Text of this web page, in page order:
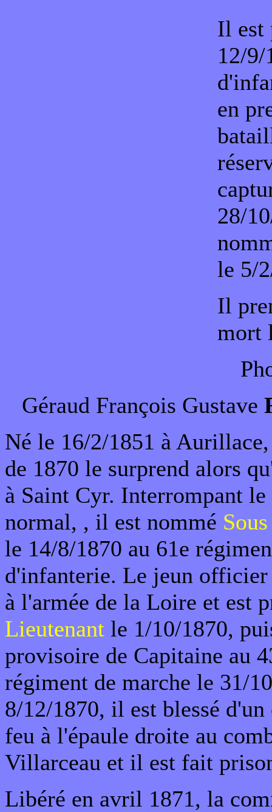
Il est
12/
en
28/
le 5/
Il
mort
Géraud François Gustave
Né le 16/2/1851 à
de 1870 le surprend alors
à Saint Cyr. Interrompant le
normal, , il est nommé
le 14/8/1870 au 61e
d'infanterie. Le jeun officier
à l'armée de la Loire et est
Lieutenant le 1/10/1870,
provisoire de Capitaine au
régiment de marche le 31/
8/12/1870, il est blessé d'un
feu à l'épaule droite au
Villarceau et il est fait
Libéré en avril 1871, la